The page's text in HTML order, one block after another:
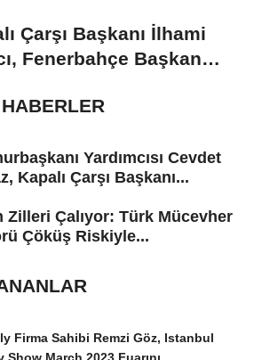
Çarşı Başkanı İlhami
Fenerbahçe Başkan
Yardımcısı Cevdet
Kapalı Çarşı Başkanı...
Zilleri Çalıyor: Türk Mücevher
Çöküş Riskiyle...
Firma Sahibi Remzi Göz, Istanbul